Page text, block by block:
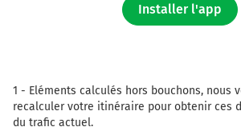
Installer l'app
1 - Eléments calculés hors bouchons, nous
recalculer votre itinéraire pour obtenir ces
du trafic actuel.